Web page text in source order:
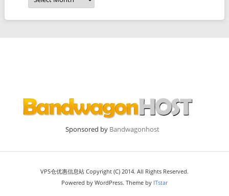
Sponsored by Bandwagonhost
VPS仓优惠信息站 Copyright (C) 2014. All Rights Reserved.
Powered by WordPress. Theme by ITstar